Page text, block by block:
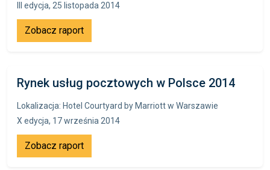
III edycja, 25 listopada 2014
Zobacz raport
Rynek usług pocztowych w Polsce 2014
Lokalizacja: Hotel Courtyard by Marriott w Warszawie
X edycja, 17 września 2014
Zobacz raport